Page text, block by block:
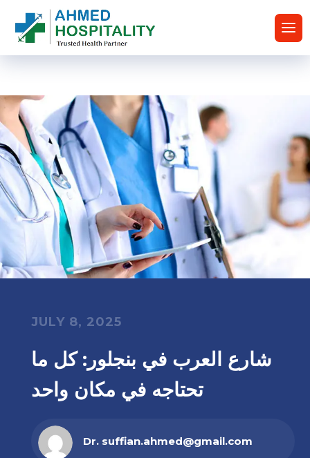
JULY 8, 2025
شارع العرب في بنجلور: كل ما
تحتاجه في مكان واحد
Dr. suffian.ahmed@gmail.com